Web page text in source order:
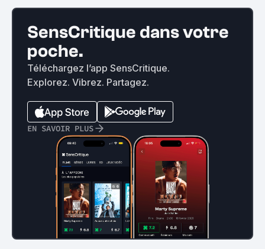
SensCritique dans votre
poche.
Téléchargez l’app SensCritique.
Explorez. Vibrez. Partagez.
EN SAVOIR PLUS